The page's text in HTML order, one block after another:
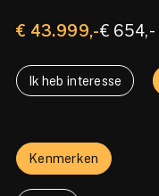
€ 43.999,-€ 654,-
Ik heb interesse
Kenmerken